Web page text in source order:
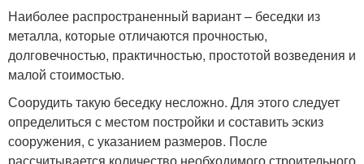
Наиболее распространенный вариант – беседки из
металла, которые отличаются прочностью,
долговечностью, практичностью, простотой возведения и
малой стоимостью.
Соорудить такую беседку несложно. Для этого следует
определиться с местом постройки и составить эскиз
сооружения, с указанием размеров. После
рассчитывается количество необходимого строительного